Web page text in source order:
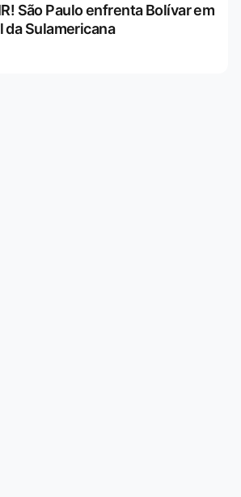
São Paulo enfrenta Bolívar em
da Sulamericana